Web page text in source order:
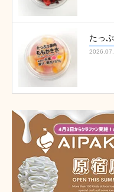
たっ